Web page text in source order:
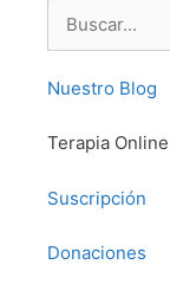
Nuestro Blog
Terapia Online
Suscripción
Donaciones